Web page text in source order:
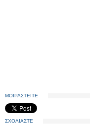
ΜΟΙΡΑΣΤΕΙΤΕ
ΣΧΟΛΙΑΣΤΕ